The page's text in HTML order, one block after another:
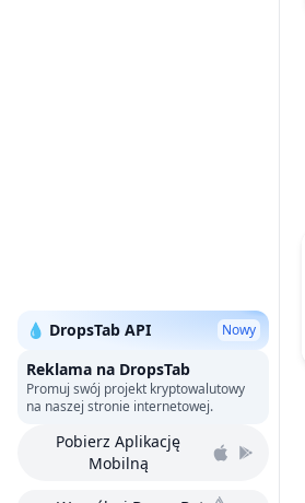
💧 DropsTab API Nowy
Reklama na DropsTab
Promuj swój projekt kryptowalutowy
na naszej stronie internetowej.
Pobierz Aplikację
Mobilną